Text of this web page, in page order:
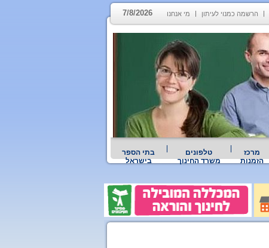
הרשמה כמנוי לעיתון מי אנחנו 7/8/2026
מרכז
הזמנות
טלפונים
משרד החינוך
בתי הספר
בישראל